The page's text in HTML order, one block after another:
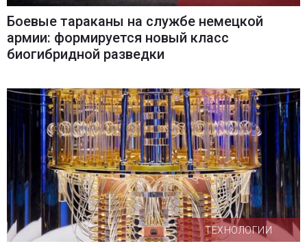
Боевые тараканы на службе немецкой
армии: формируется новый класс
биогибридной разведки
ТЕХНОЛОГИИ